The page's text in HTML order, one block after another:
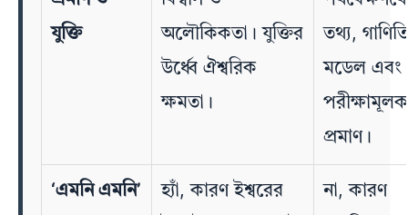
যুক্তি
অলৌকিকতা। যুক্তির
উর্ধ্বে ঐশ্বরিক
ক্ষমতা।
তথ্য,
মডেল এবং
পরীক্ষামূলক
প্রমাণ।
‘এমনি এমনি’
হ্যাঁ, কারণ ইশ্বরের
না, কারণ